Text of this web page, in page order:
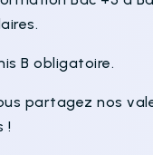
B obligatoire.
partagez nos
!